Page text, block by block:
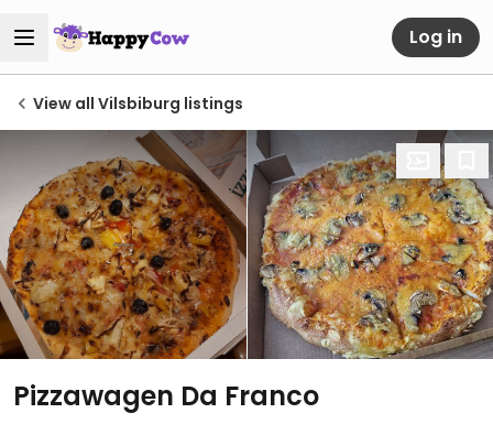
Log in
View all Vilsbiburg listings
Pizzawagen Da Franco